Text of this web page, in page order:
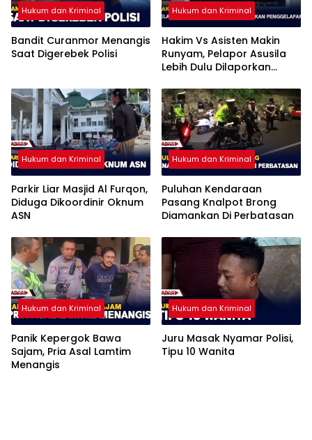
Hukum dan Kriminal
Bandit Curanmor Menangis
Saat Digerebek Polisi
Hukum dan Kriminal
Hakim Vs Asisten Makin
Runyam, Pelapor Asusila
Lebih Dulu Dilaporkan
Hukum dan Kriminal
Parkir Liar Masjid Al Furqon,
Diduga Dikoordinir Oknum
ASN
Hukum dan Kriminal
Puluhan Kendaraan
Pasang Knalpot Brong
Diamankan Di Perbatasan
Hukum dan Kriminal
Panik Kepergok Bawa
Sajam, Pria Asal Lamtim
Menangis
Hukum dan Kriminal
Juru Masak Nyamar Polisi,
Tipu 10 Wanita